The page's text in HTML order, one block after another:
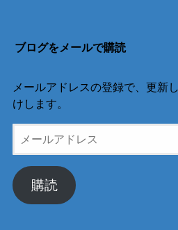
ブログをメールで購読
メールアドレスの登録で、更新
けします。
ー
ア
ド
購読